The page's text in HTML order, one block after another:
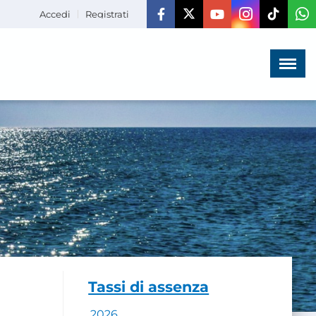
Accedi Registrati
Tassi di assenza
Menù ×
LA VITA
DELL'ASSOCIAZIONE
COMUNICAZIONE,
PROGETTI ED EDITORIA
AMMINISTRAZIONE